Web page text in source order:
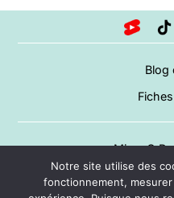
Blog
Miam O
A
Notre site utilise des
fonctionnement, mesurer